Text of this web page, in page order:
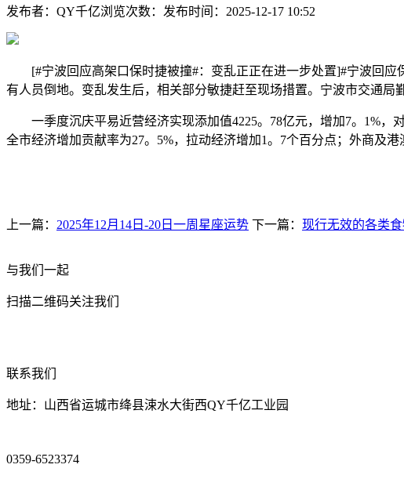
发布者： QY千亿浏览次数： 发布时间： 2025-12-17 10:52
[#宁波回应高架口保时捷被撞#：变乱正正在进一步处置]#宁波回应
有人员倒地。变乱发生后，相关部分敏捷赶至现场措置。宁波市交通
一季度沉庆平易近营经济实现添加值4225。78亿元，增加7。1%，
全市经济增加贡献率为27。5%，拉动经济增加1。7个百分点；外商及港
上一篇： 2025年12月14日-20日一周星座运势 下一篇： 现行无效的各类
与我们一起
扫描二维码关注我们
联系我们
地址：山西省运城市绛县涑水大街西QY千亿工业园
0359-6523374